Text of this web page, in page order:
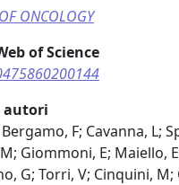
ONCOLOGY
of Science
autori
F; Cavanna, L;
Giommoni, E; Maiello,
G; Torri, V; Cinquini, M;